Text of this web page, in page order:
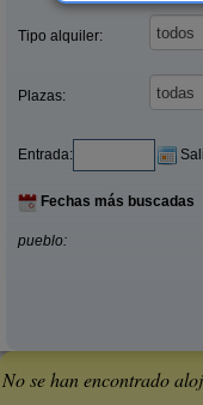
Tipo alquiler:
Plazas:
Entrada:
Fechas más buscadas
pueblo:
No se han encontrado